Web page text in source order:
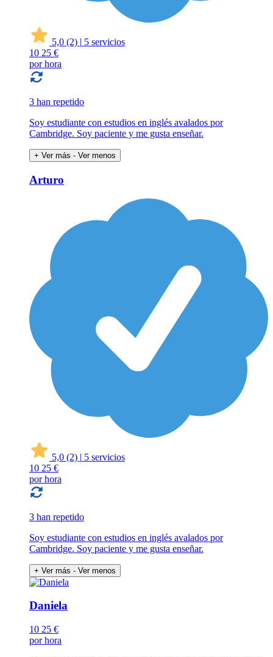
5,0 (2) | 5 servicios
10 25 €
por hora
3 han repetido
Soy estudiante con estudios en inglés avalados por
Cambridge. Soy paciente y me gusta enseñar.
+ Ver más - Ver menos
Arturo
5,0 (2) | 5 servicios
10 25 €
por hora
3 han repetido
Soy estudiante con estudios en inglés avalados por
Cambridge. Soy paciente y me gusta enseñar.
+ Ver más - Ver menos
Daniela
10 25 €
por hora